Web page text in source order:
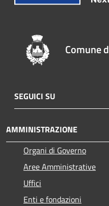
Comune
SEGUICI SU
AMMINISTRAZIONE
Organi di Governo
Aree Amministrative
Uffici
Enti e fondazioni